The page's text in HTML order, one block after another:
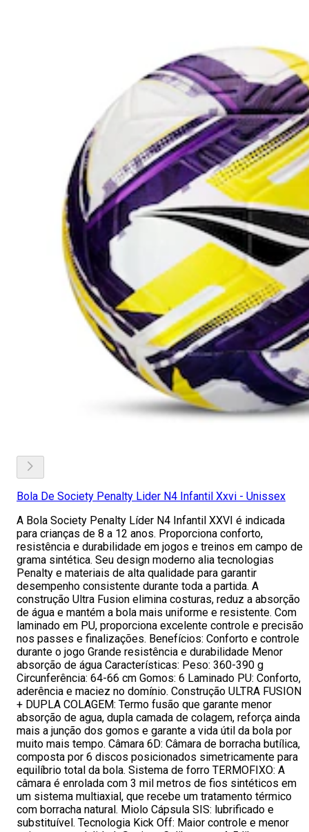
Bola De Society Penalty Lider N4 Infantil Xxvi - Unissex
A Bola Society Penalty Líder N4 Infantil XXVI é indicada
para crianças de 8 a 12 anos. Proporciona conforto,
resistência e durabilidade em jogos e treinos em campo de
grama sintética. Seu design moderno alia tecnologias
Penalty e materiais de alta qualidade para garantir
desempenho consistente durante toda a partida. A
construção Ultra Fusion elimina costuras, reduz a absorção
de água e mantém a bola mais uniforme e resistente. Com
laminado em PU, proporciona excelente controle e precisão
nos passes e finalizações. Benefícios: Conforto e controle
durante o jogo Grande resistência e durabilidade Menor
absorção de água Características: Peso: 360-390 g
Circunferência: 64-66 cm Gomos: 6 Laminado PU: Conforto,
aderência e maciez no domínio. Construção ULTRA FUSION
+ DUPLA COLAGEM: Termo fusão que garante menor
absorção de agua, dupla camada de colagem, reforça ainda
mais a junção dos gomos e garante a vida útil da bola por
muito mais tempo. Câmara 6D: Câmara de borracha butílica,
composta por 6 discos posicionados simetricamente para
equilíbrio total da bola. Sistema de forro TERMOFIXO: A
câmara é enrolada com 3 mil metros de fios sintéticos em
um sistema multiaxial, que recebe um tratamento térmico
com borracha natural. Miolo Cápsula SIS: lubrificado e
substituível. Tecnologia Kick Off: Maior controle e menor